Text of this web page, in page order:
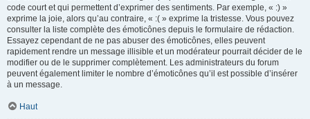
code court et qui permettent d’exprimer des sentiments. Par exemple, « :) »
exprime la joie, alors qu’au contraire, « :( » exprime la tristesse. Vous pouvez
consulter la liste complète des émoticônes depuis le formulaire de rédaction.
Essayez cependant de ne pas abuser des émoticônes, elles peuvent
rapidement rendre un message illisible et un modérateur pourrait décider de le
modifier ou de le supprimer complètement. Les administrateurs du forum
peuvent également limiter le nombre d’émoticônes qu’il est possible d’insérer
à un message.
Haut